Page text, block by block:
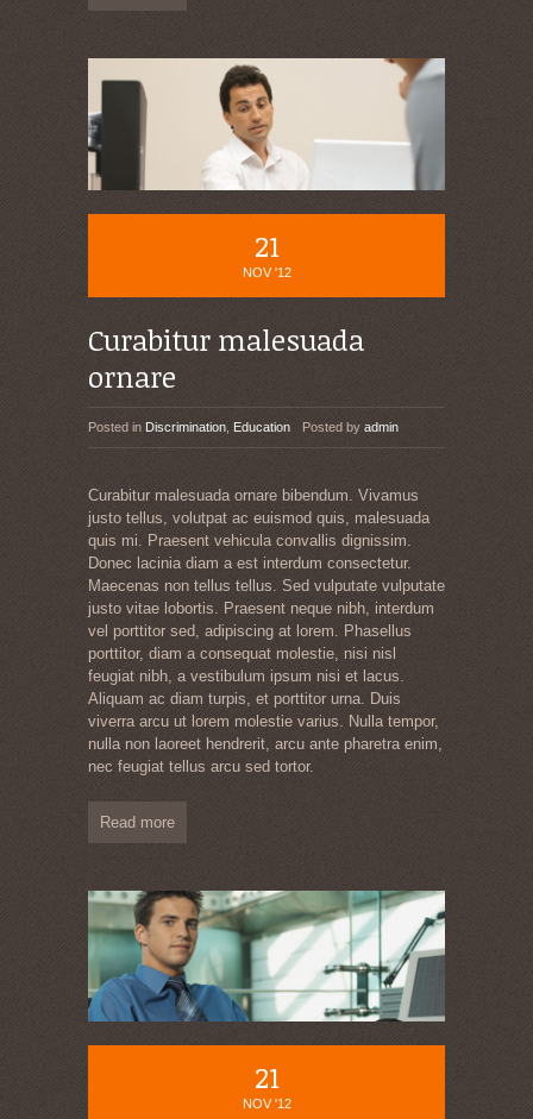
21
NOV '12
Curabitur malesuada
ornare
Posted in Discrimination Education Posted by admin
Curabitur malesuada ornare bibendum. Vivamus
justo tellus, volutpat ac euismod quis, malesuada
quis mi. Praesent vehicula convallis dignissim.
Donec lacinia diam a est interdum consectetur.
Maecenas non tellus tellus. Sed vulputate vulputate
justo vitae lobortis. Praesent neque nibh, interdum
vel porttitor sed, adipiscing at lorem. Phasellus
porttitor, diam a consequat molestie, nisi nisl
feugiat nibh, a vestibulum ipsum nisi et lacus.
Aliquam ac diam turpis, et porttitor urna. Duis
viverra arcu ut lorem molestie varius. Nulla tempor,
nulla non laoreet hendrerit, arcu ante pharetra enim,
nec feugiat tellus arcu sed tortor.
Read more
21
NOV '12